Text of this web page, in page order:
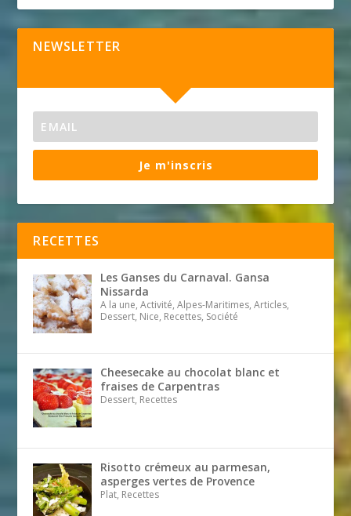
NEWSLETTER
Je m'inscris
RECETTES
Les Ganses du Carnaval. Gansa
Nissarda
A la une, Activité, Alpes-Maritimes, Articles,
Dessert, Nice, Recettes, Société
Cheesecake au chocolat blanc et
fraises de Carpentras
Dessert, Recettes
Risotto crémeux au parmesan,
asperges vertes de Provence
Plat, Recettes